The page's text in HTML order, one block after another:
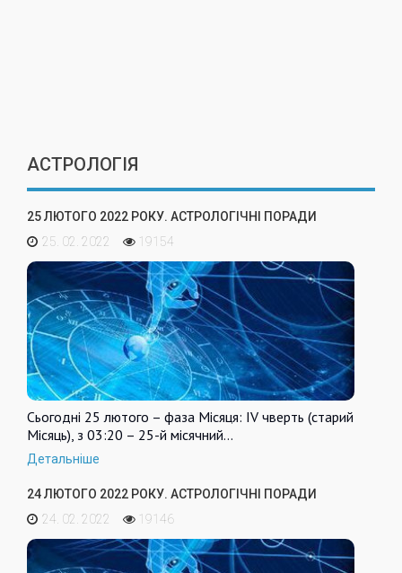
АСТРОЛОГІЯ
25 ЛЮТОГО 2022 РОКУ. АСТРОЛОГІЧНІ ПОРАДИ
25. 02. 2022
19154
Сьогодні 25 лютого – фаза Місяця: IV чверть (старий
Місяць), з 03:20 – 25-й місячний…
Детальніше
24 ЛЮТОГО 2022 РОКУ. АСТРОЛОГІЧНІ ПОРАДИ
24. 02. 2022
19146